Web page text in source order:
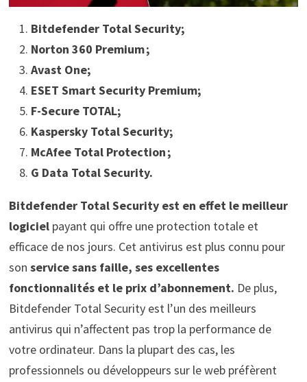
Bitdefender Total Security;
Norton 360 Premium ;
Avast One;
ESET Smart Security Premium;
F-Secure TOTAL;
Kaspersky Total Security;
McAfee Total Protection ;
G Data Total Security.
Bitdefender Total Security est en effet le meilleur
logicielpayant qui offre une protection totale et
efficace de nos jours. Cet antivirus est plus connu pour
son service sans faille, ses excellentes
fonctionnalités et le prix d’abonnement. De plus,
Bitdefender Total Security est l’un des meilleurs
antivirus qui n’affectent pas trop la performance de
votre ordinateur. Dans la plupart des cas, les
professionnels ou développeurs sur le web préfèrent